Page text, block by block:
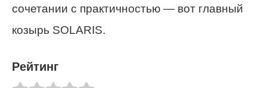
сочетании с практичностью — вот главный
козырь SOLARIS.
Рейтинг